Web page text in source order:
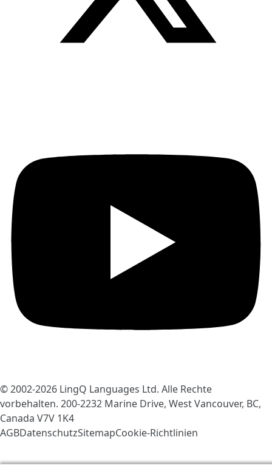
© 2002-2026 LingQ Languages Ltd. Alle Rechte
vorbehalten. 200-2232 Marine Drive, West Vancouver, BC,
Canada V7V 1K4
AGBDatenschutzSitemapCookie-Richtlinien